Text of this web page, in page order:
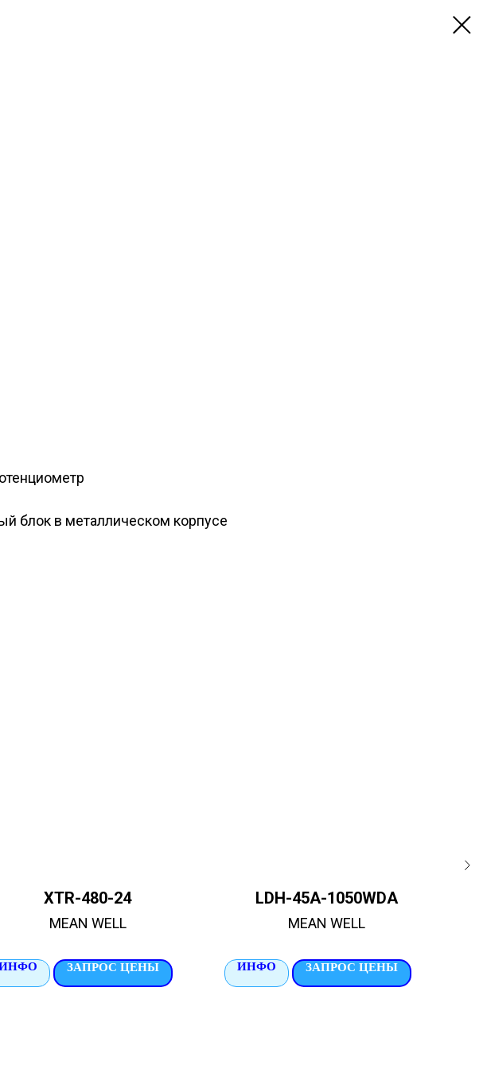
блок в металлическом корпусе
XTR-480-24
MEAN WELL
ЗАПРОС ЦЕНЫ
LDH-45A-1050WDA
MEAN WELL
ИНФО ЗАПРОС ЦЕНЫ